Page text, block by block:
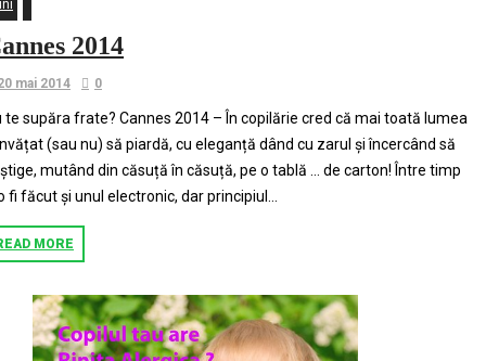
2014
mai 2014 0
te supăra frate? Cannes 2014 – În copilărie cred că mai toată lumea
(sau nu) să piardă, cu eleganță dând cu zarul și încercând să
mutând din căsuță în căsuță, pe o tablă … de carton! Între timp
fi făcut și unul electronic, dar principiul...
MORE